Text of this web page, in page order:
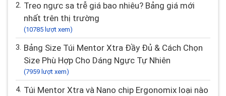
2. Treo ngực sa trễ giá bao nhiêu? Bảng giá mới
nhất trên thị trường
(10785 lượt xem)
3. Bảng Size Túi Mentor Xtra Đầy Đủ & Cách Chọn
Size Phù Hợp Cho Dáng Ngực Tự Nhiên
(7959 lượt xem)
4. Túi Mentor Xtra và Nano chip Ergonomix loại nào